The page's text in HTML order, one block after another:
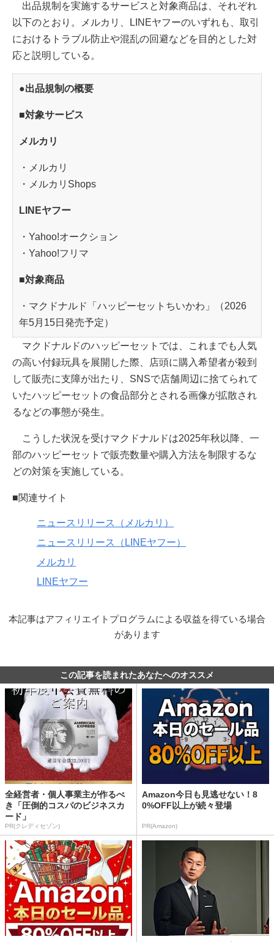
出品規制を実施するサービスと対象商品は、それぞれ
以下のとおり。メルカリ、LINEヤフーのいずれも、取引
におけるトラブル防止や混乱の回避などを目的とした対
応と説明している。
●出品規制の概要
■対象サービス
メルカリ
・メルカリ
・メルカリShops
LINEヤフー
・Yahoo!オークション
・Yahoo!フリマ
■対象商品
・マクドナルド「ハッピーセットちいかわ」（2026
年5月15日発売予定）
マクドナルドのハッピーセットでは、これまでも人気
の高い付録玩具を展開した際、店頭に購入希望者が殺到
して販売に支障が出たり、SNSで店舗周辺に捨てられて
いたハッピーセットの食品部分とされる画像が拡散され
るなどの事態が発生。
こうした状況を受けマクドナルドは2025年秋以降、一
部のハッピーセットで販売数量や購入方法を制限するな
どの対策を実施している。
■関連サイト
ニュースリリース（メルカリ）
ニュースリリース（LINEヤフー）
メルカリ
LINEヤフー
本記事はアフィリエイトプログラムによる収益を得ている場合
があります
この記事を読まれたあなたへのオススメ
全経営者・個人事業主が作るべ
き「圧倒的コスパのビジネスカ
ード」
PR(クレディセゾン)
Amazon今日も見逃せない！8
0%OFF以上が続々登場
PR(Amazon)